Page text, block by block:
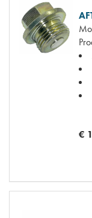
€